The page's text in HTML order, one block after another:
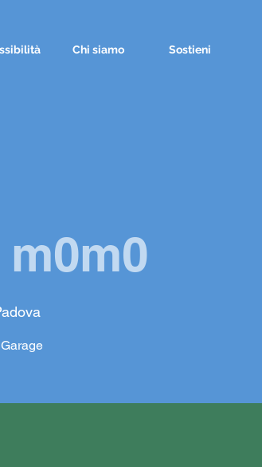
Chi siamo Sostieni
m0m0